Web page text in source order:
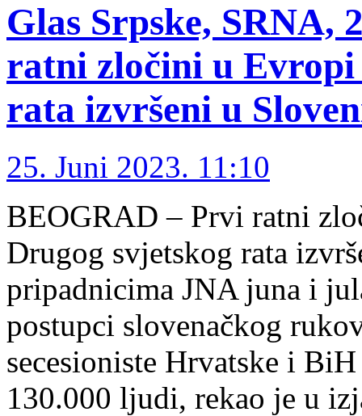
Glas Srpske, SRNA,
ratni zločini u Evropi
rata izvršeni u
25. Juni 2023. 11:10
BEOGRAD – Prvi ratni
Drugog svjetskog rata
pripadnicima JNA juna i
postupci slovenačkog
secesioniste Hrvatske i
130.000 ljudi, rekao je u